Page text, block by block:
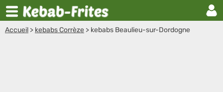
Accueil > kebabs Corrèze > kebabs Beaulieu-sur-Dordogne